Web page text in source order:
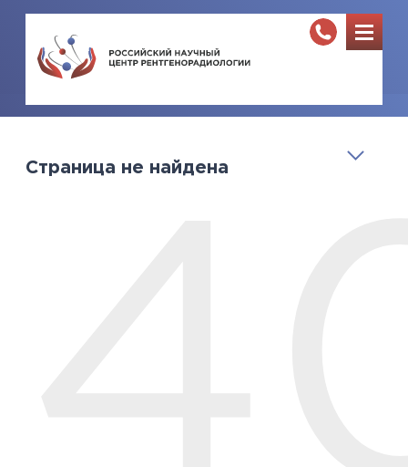
Страница не найдена